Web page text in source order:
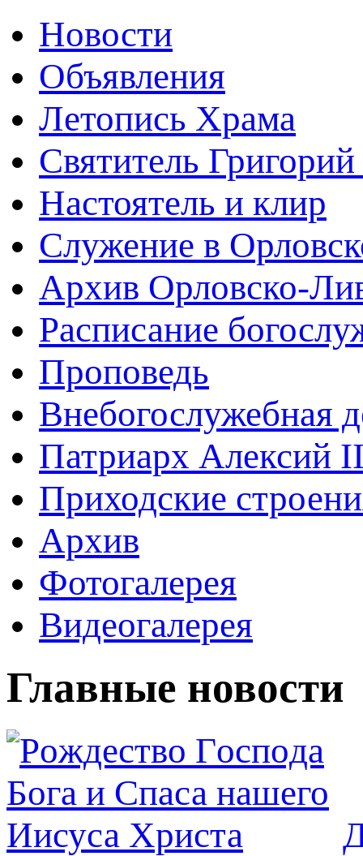
Новости
Объявления
Летопись Храма
Святитель
Настоятель и клир
Служение в
Архив Орловско-
Расписание
Проповедь
Внебогослужебная
Патриарх Алексий
Приходские
Архив
Фотогалерея
Видеогалерея
Главные новости